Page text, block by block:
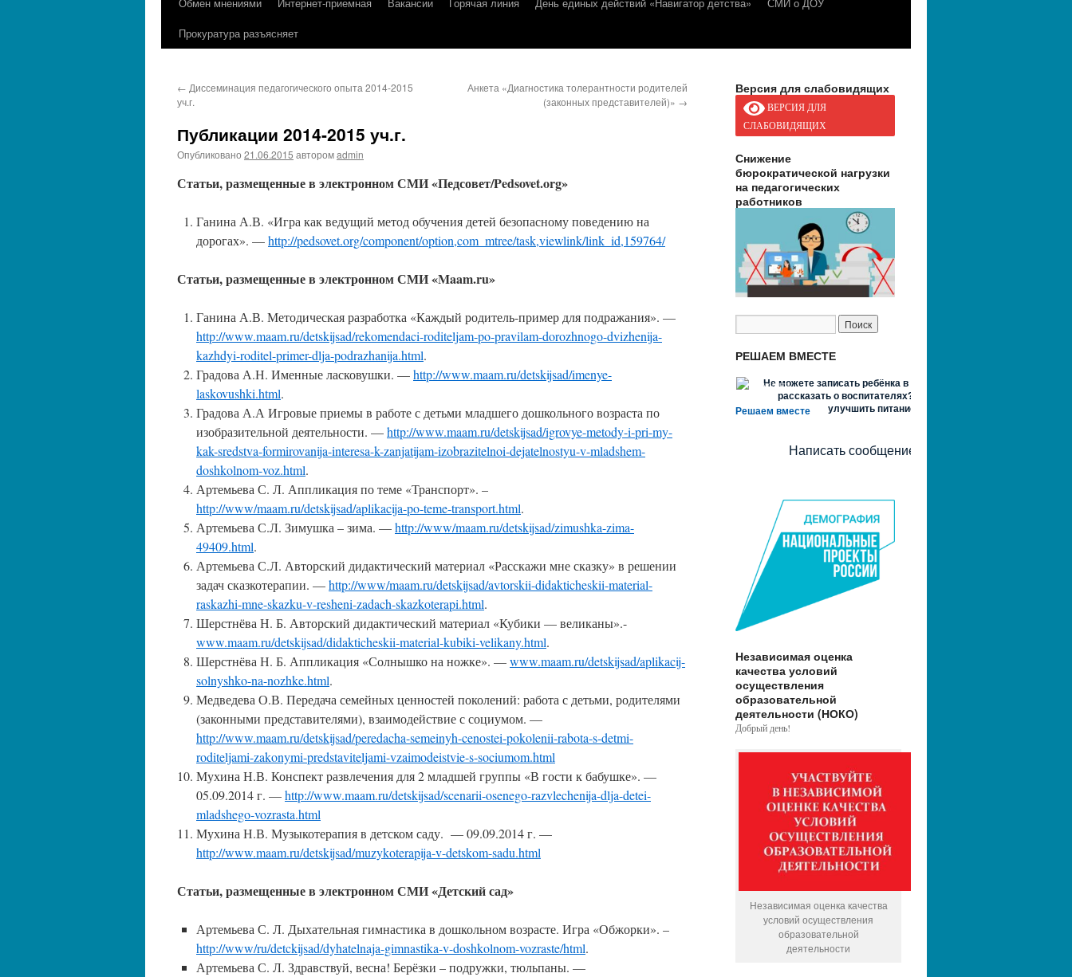
Прокуратура разъясняет
← Диссеминация педагогического опыта 2014-2015
уч.г.
Анкета «Диагностика толерантности родителей
(законных представителей)» →
Публикации 2014-2015 уч.г.
Опубликовано 21.06.2015 авторомadmin
Статьи, размещенные в электронном СМИ «Педсовет/Pedsovet.org»
Ганина А.В. «Игра как ведущий метод обучения детей безопасному поведению на
дорогах». —http://pedsovet.org/component/option,com_mtree/task,viewlink/link_id,159764/
Статьи, размещенные в электронном СМИ «Maam.ru»
Ганина А.В. Методическая разработка «Каждый родитель-пример для подражания». —
http://www.maam.ru/detskijsad/rekomendaci-roditeljam-po-pravilam-dorozhnogo-dvizhenija-
kazhdyi-roditel-primer-dlja-podrazhanija.html.
Градова А.Н. Именные ласковушки. —http://www.maam.ru/detskijsad/imenye-
laskovushki.html.
Градова А.А Игровые приемы в работе с детьми младшего дошкольного возраста по
изобразительной деятельности. —http://www.maam.ru/detskijsad/igrovye-metody-i-pri-my-
kak-sredstva-formirovanija-interesa-k-zanjatijam-izobrazitelnoi-dejatelnostyu-v-mladshem-
doshkolnom-voz.html.
Артемьева С. Л. Аппликация по теме «Транспорт». –
http://www/maam.ru/detskijsad/aplikacija-po-teme-transport.html.
Артемьева С.Л. Зимушка – зима. —http://www/maam.ru/detskijsad/zimushka-zima-
49409.html.
Артемьева С.Л. Авторский дидактический материал «Расскажи мне сказку» в решении
задач сказкотерапии. —http://www/maam.ru/detskijsad/avtorskii-didakticheskii-material-
raskazhi-mne-skazku-v-resheni-zadach-skazkoterapi.html.
Шерстнёва Н. Б. Авторский дидактический материал «Кубики — великаны».-
www.maam.ru/detskijsad/didakticheskii-material-kubiki-velikany.html.
Шерстнёва Н. Б. Аппликация «Солнышко на ножке». —www.maam.ru/detskijsad/aplikacij-
solnyshko-na-nozhke.html.
Медведева О.В. Передача семейных ценностей поколений: работа с детьми, родителями
(законными представителями), взаимодействие с социумом. —
http://www.maam.ru/detskijsad/peredacha-semeinyh-cenostei-pokolenii-rabota-s-detmi-
roditeljami-zakonymi-predstaviteljami-vzaimodeistvie-s-sociumom.html
Мухина Н.В. Конспект развлечения для 2 младшей группы «В гости к бабушке». —
05.09.2014 г. —http://www.maam.ru/detskijsad/scenarii-osenego-razvlechenija-dlja-detei-
mladshego-vozrasta.html
Мухина Н.В. Музыкотерапия в детском саду. — 09.09.2014 г. —
http://www.maam.ru/detskijsad/muzykoterapija-v-detskom-sadu.html
Статьи, размещенные в электронном СМИ «Детский сад»
Артемьева С. Л. Дыхательная гимнастика в дошкольном возрасте. Игра «Обжорки». –
http://www/ru/detckijsad/dyhatelnaja-gimnastika-v-doshkolnom-vozraste/html.
Артемьева С. Л. Здравствуй, весна! Берёзки – подружки, тюльпаны. —
Версия для слабовидящих
ВЕРСИЯ ДЛЯ
СЛАБОВИДЯЩИХ
Снижение
бюрократической нагрузки
на педагогических
работников
РЕШАЕМ ВМЕСТЕ
Решаем вместе
Не можете записать ребёнка в сад? Хотите
рассказать о воспитателях? Знаете, как
улучшить питание и занятия?
Написать сообщение
Независимая оценка
качества условий
осуществления
образовательной
деятельности (НОКО)
Добрый день!
Независимая оценка качества
условий осуществления
образовательной
деятельности